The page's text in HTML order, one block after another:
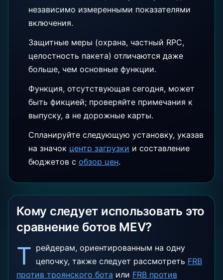
независимо измеренными показателями
включения.
Защитные меры (охрана, частный RPC,
целостность пакета) отличаются даже
больше, чем основные функции.
Функция, отсутствующая сегодня, может
быть фикцией; проверяйте примечания к
выпуску, а не дорожные карты.
Спланируйте следующую установку, указав
на значок центр загрузки и составление
бюджетов с обзор цен.
Кому следует использовать это
сравнение ботов MEV?
Т рейдерам, ориентированным на одну
цепочку, также следует рассмотреть FRB
против троянского бота или FRB против